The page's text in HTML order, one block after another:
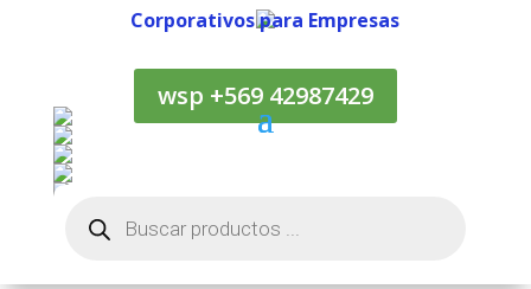
Corporativos para Empresas
wsp +569 42987429
productos